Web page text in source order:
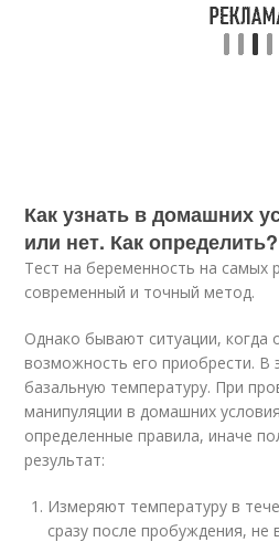
Как узнать в домашних
или нет. Как определить?
Тест на беременность на самых
современный и точный метод.
Однако бывают ситуации, когда
возможность его приобрести. В
базальную температуру. При
манипуляции в домашних
определенные правила, иначе
результат:
Измеряют температуру в
сразу после пробуждения, не